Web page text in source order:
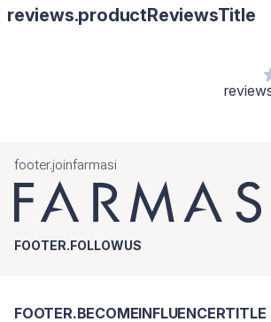
reviews.productReviewsTitle
footer.joinfarmasi
FOOTER.FOLLOWUS
FOOTER.BECOMEINFLUENCERTITLE